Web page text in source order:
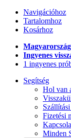
Navigációhoz
Tartalomhoz
Kosárhoz
Ingyenes
1 ingyenes
Segítség
Hol van
Fizetési
Minden